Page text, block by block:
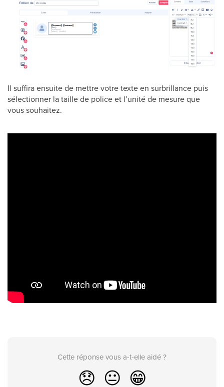
Il suffira ensuite de mettre votre texte en surbrillance puis
sélectionner la taille de police et l’unité de mesure que
vous souhaitez.
Cette réponse vous a-t-elle aidé ?
😞 😐 😁